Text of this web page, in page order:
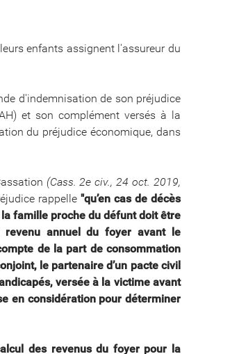
enfants assignent l'assureur du
d'indemnisation de son préjudice
et son complément versés à la
du préjudice économique, dans
(Cass. 2e civ., 24 oct. 2019,
rappelle "qu’en cas de décès
famille proche du défunt doit être
annuel du foyer avant le
de la part de consommation
le partenaire d’un pacte civil
versée à la victime avant
en considération pour déterminer
des revenus du foyer pour la